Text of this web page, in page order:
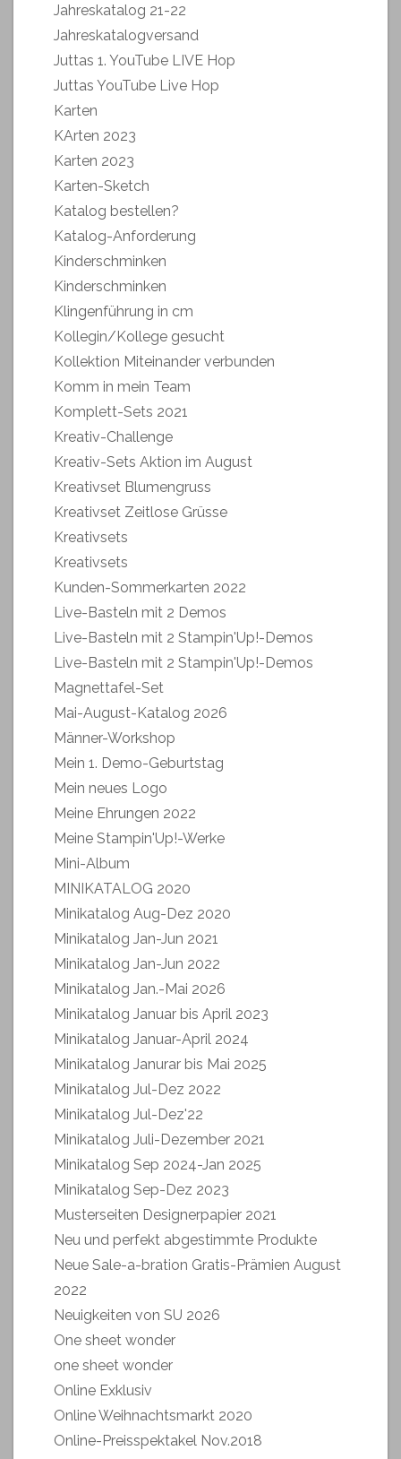
Jahreskatalog 21-22
Jahreskatalogversand
Juttas 1. YouTube LIVE Hop
Juttas YouTube Live Hop
Karten
KArten 2023
Karten 2023
Karten-Sketch
Katalog bestellen?
Katalog-Anforderung
Kinderschminken
Kinderschminken
Klingenführung in cm
Kollegin/Kollege gesucht
Kollektion Miteinander verbunden
Komm in mein Team
Komplett-Sets 2021
Kreativ-Challenge
Kreativ-Sets Aktion im August
Kreativset Blumengruss
Kreativset Zeitlose Grüsse
Kreativsets
Kreativsets
Kunden-Sommerkarten 2022
Live-Basteln mit 2 Demos
Live-Basteln mit 2 Stampin'Up!-Demos
Live-Basteln mit 2 Stampin'Up!-Demos
Magnettafel-Set
Mai-August-Katalog 2026
Männer-Workshop
Mein 1. Demo-Geburtstag
Mein neues Logo
Meine Ehrungen 2022
Meine Stampin'Up!-Werke
Mini-Album
MINIKATALOG 2020
Minikatalog Aug-Dez 2020
Minikatalog Jan-Jun 2021
Minikatalog Jan-Jun 2022
Minikatalog Jan.-Mai 2026
Minikatalog Januar bis April 2023
Minikatalog Januar-April 2024
Minikatalog Janurar bis Mai 2025
Minikatalog Jul-Dez 2022
Minikatalog Jul-Dez'22
Minikatalog Juli-Dezember 2021
Minikatalog Sep 2024-Jan 2025
Minikatalog Sep-Dez 2023
Musterseiten Designerpapier 2021
Neu und perfekt abgestimmte Produkte
Neue Sale-a-bration Gratis-Prämien August
2022
Neuigkeiten von SU 2026
One sheet wonder
one sheet wonder
Online Exklusiv
Online Weihnachtsmarkt 2020
Online-Preisspektakel Nov.2018